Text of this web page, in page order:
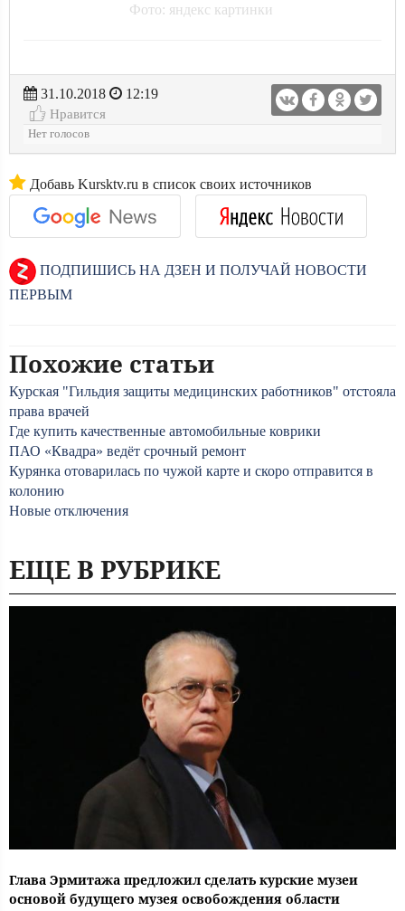
Фото: яндекс картинки
31.10.2018
12:19
Нравится
Нет голосов
Добавь Kursktv.ru в список своих источников
ПОДПИШИСЬ НА ДЗЕН И ПОЛУЧАЙ НОВОСТИ
ПЕРВЫМ
Похожие статьи
Курская "Гильдия защиты медицинских работников" отстояла
права врачей
Где купить качественные автомобильные коврики
ПАО «Квадра» ведёт срочный ремонт
Курянка отоварилась по чужой карте и скоро отправится в
колонию
Новые отключения
ЕЩЕ В РУБРИКЕ
Глава Эрмитажа предложил сделать курские музеи
основой будущего музея освобождения области